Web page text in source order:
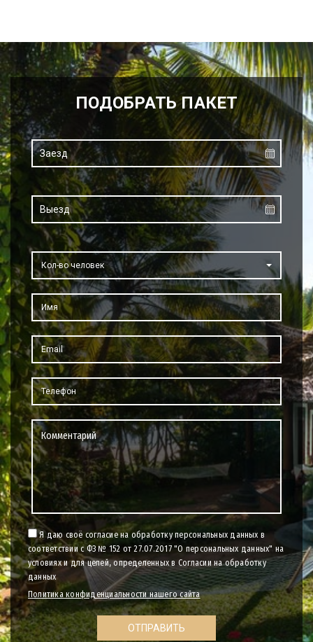
ПОДОБРАТЬ ПАКЕТ
Кол-во человек
Я даю своё согласие на обработку персональных данных в
соответствии с ФЗ № 152 от 27.07.2017 "О персональных данных" на
условиях и для целей, определенных в Согласии на обработку
данных
Политика конфиденциальности нашего сайта